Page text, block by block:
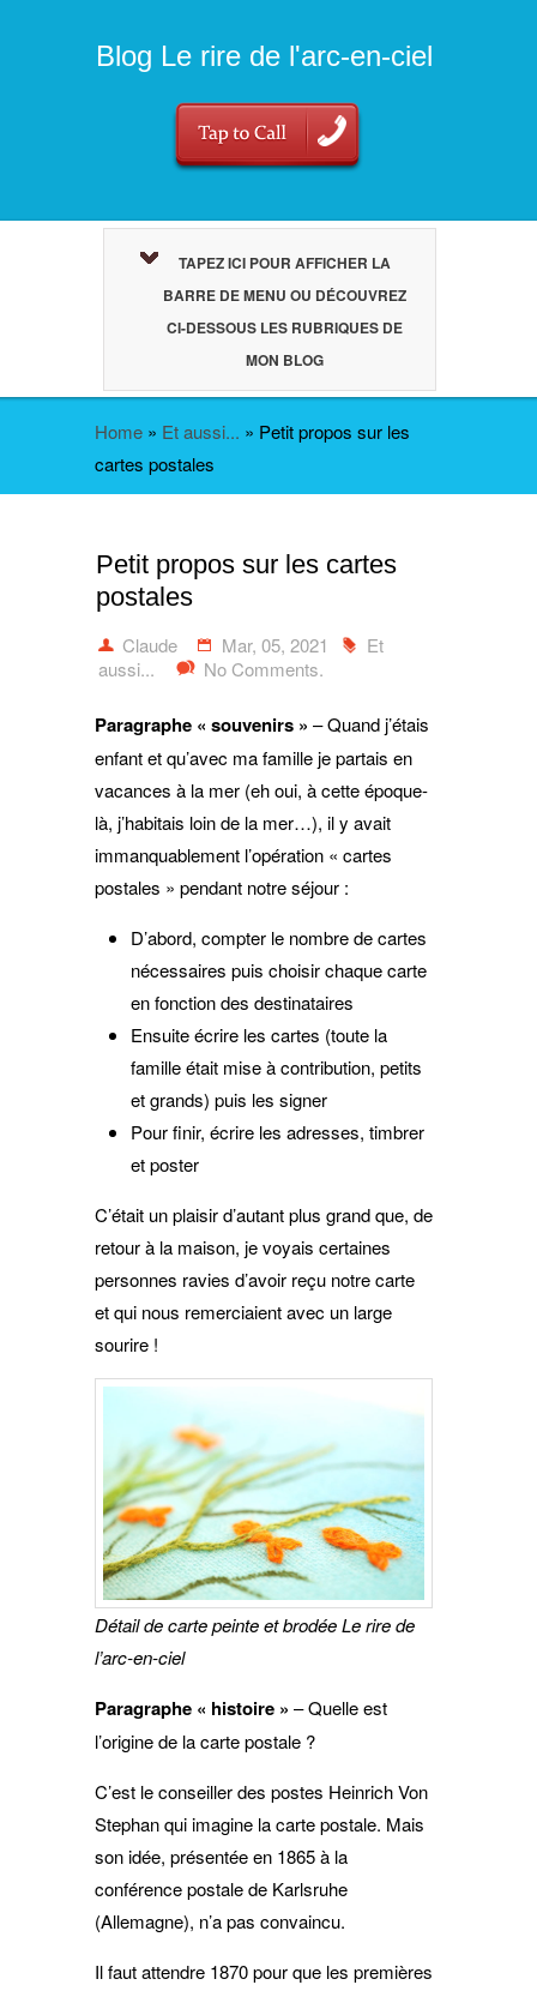
Blog Le rire de l'arc-en-ciel
TAPEZ ICI POUR AFFICHER LA
BARRE DE MENU OU DÉCOUVREZ
CI-DESSOUS LES RUBRIQUES DE
MON BLOG
Home » Et aussi... » Petit propos sur les
cartes postales
Petit propos sur les cartes
postales
Claude Mar, 05, 2021
Et
aussi...
No Comments.
Paragraphe « souvenirs » – Quand j’étais
enfant et qu’avec ma famille je partais en
vacances à la mer (eh oui, à cette époque-
là, j’habitais loin de la mer…), il y avait
immanquablement l’opération « cartes
postales » pendant notre séjour :
D’abord, compter le nombre de cartes
nécessaires puis choisir chaque carte
en fonction des destinataires
Ensuite écrire les cartes (toute la
famille était mise à contribution, petits
et grands) puis les signer
Pour finir, écrire les adresses, timbrer
et poster
C’était un plaisir d’autant plus grand que, de
retour à la maison, je voyais certaines
personnes ravies d’avoir reçu notre carte
et qui nous remerciaient avec un large
sourire !
Détail de carte peinte et brodée Le rire de
l’arc-en-ciel
Paragraphe « histoire » – Quelle est
l’origine de la carte postale ?
C’est le conseiller des postes Heinrich Von
Stephan qui imagine la carte postale. Mais
son idée, présentée en 1865 à la
conférence postale de Karlsruhe
(Allemagne), n’a pas convaincu.
Il faut attendre 1870 pour que les premières